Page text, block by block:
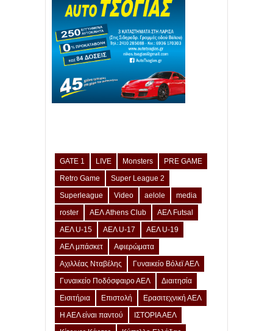
GATE 1 LIVE Monsters
PRE GAME
Retro Game
Super League 2
Superleague
Video aelole
media
roster
ΑΕΛ Athens Club
ΑΕΛ Futsal
ΑΕΛ U-15
ΑΕΛ U-17
ΑΕΛ U-19
ΑΕΛ μπάσκετ
Αφιερώματα
Αχιλλέας Νταβέλης
Γυναικείο Βόλεϊ ΑΕΛ
Γυναικείο Ποδόσφαιρο ΑΕΛ
Διαιτησία
Εισιτήρια
Επιστολή
Ερασιτεχνική ΑΕΛ
Η ΑΕΛ είναι παντού
ΙΣΤΟΡΙΑ ΑΕΛ